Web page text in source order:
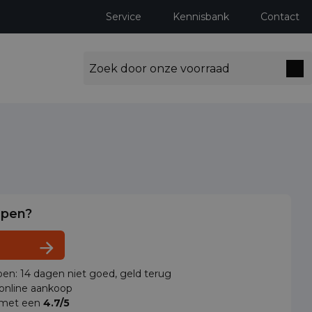
Service Kennisbank Contact
14 dagen niet goed, geld terug
aankoop
een 4.7/5